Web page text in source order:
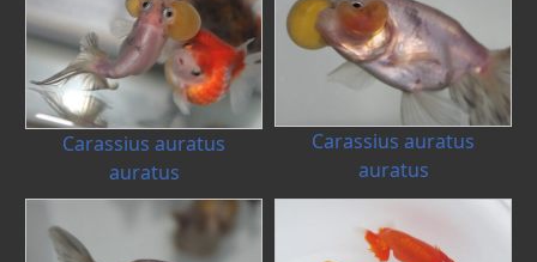
Carassius auratus
auratus
Carassius auratus
auratus